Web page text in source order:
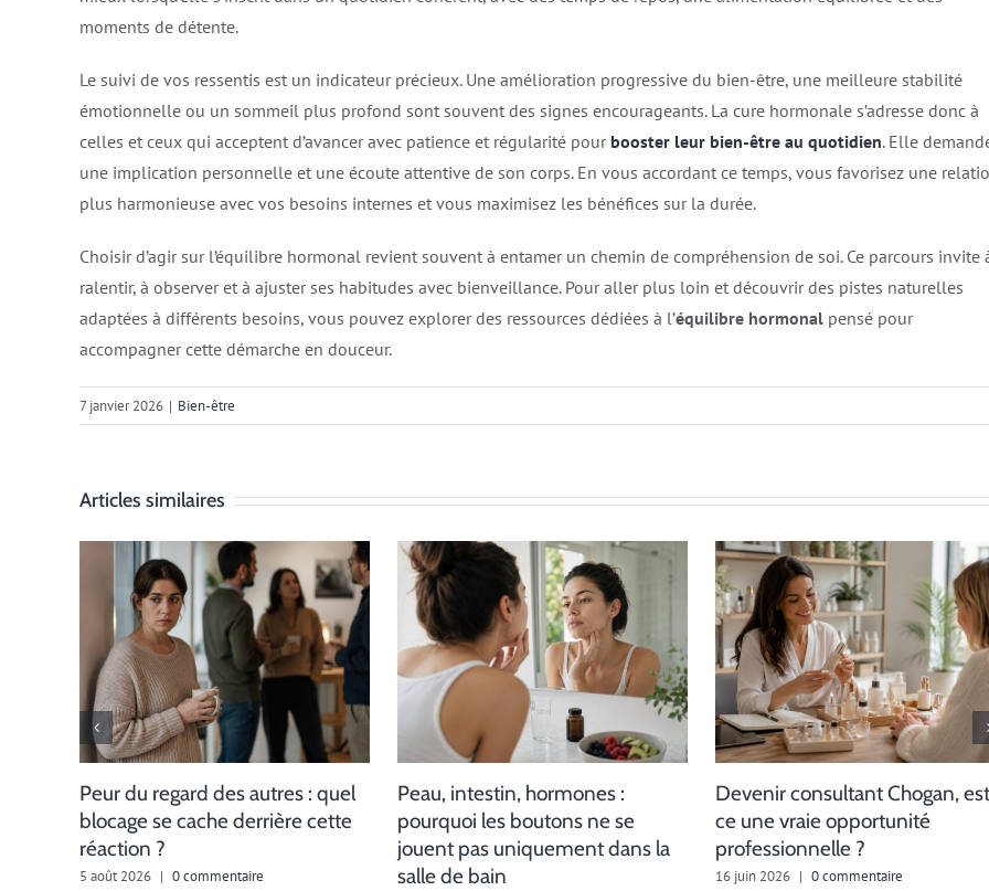
moments de détente.
Le suivi de vos ressentis est un indicateur précieux. Une amélioration progressive du bien-être, une meilleure stabilité
émotionnelle ou un sommeil plus profond sont souvent des signes encourageants. La cure hormonale s’adresse donc à
celles et ceux qui acceptent d’avancer avec patience et régularité pour booster leur bien-être au quotidien. Elle
une implication personnelle et une écoute attentive de son corps. En vous accordant ce temps, vous favorisez une
plus harmonieuse avec vos besoins internes et vous maximisez les bénéfices sur la durée.
Choisir d’agir sur l’équilibre hormonal revient souvent à entamer un chemin de compréhension de soi. Ce parcours invite
ralentir, à observer et à ajuster ses habitudes avec bienveillance. Pour aller plus loin et découvrir des pistes naturelles
adaptées à différents besoins, vous pouvez explorer des ressources dédiées à l’équilibre hormonal pensé pour
accompagner cette démarche en douceur.
7 janvier 2026 | Bien-être
Articles similaires
Peur du regard des autres : quel
blocage se cache derrière cette
réaction ?
5 août 2026 | 0 commentaire
Peau, intestin, hormones :
pourquoi les boutons ne se
jouent pas uniquement dans la
salle de bain
Devenir consultant Chogan,
ce une vraie opportunité
professionnelle ?
16 juin 2026 | 0 commentaire